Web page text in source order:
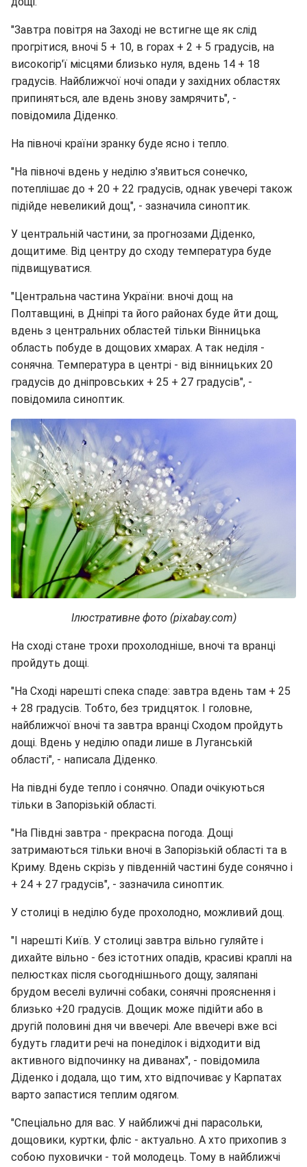
"Завтра повітря на Заході не встигне ще як слід
прогрітися, вночі 5 + 10, в горах + 2 + 5 градусів, на
високогір'ї місцями близько нуля, вдень 14 + 18
градусів. Найближчої ночі опади у західних областях
припиняться, але вдень знову замрячить", -
повідомила Діденко.
На півночі країни зранку буде ясно і тепло.
"На півночі вдень у неділю з'явиться сонечко,
потеплішає до + 20 + 22 градусів, однак увечері також
підійде невеликий дощ", - зазначила синоптик.
У центральній частини, за прогнозами Діденко,
дощитиме. Від центру до сходу температура буде
підвищуватися.
"Центральна частина України: вночі дощ на
Полтавщині, в Дніпрі та його районах буде йти дощ,
вдень з центральних областей тільки Вінницька
область побуде в дощових хмарах. А так неділя -
сонячна. Температура в центрі - від вінницьких 20
градусів до дніпровських + 25 + 27 градусів", -
повідомила синоптик.
Ілюстративне фото (pixabay.com)
На сході стане трохи прохолодніше, вночі та вранці
пройдуть дощі.
"На Сході нарешті спека спаде: завтра вдень там + 25
+ 28 градусів. Тобто, без тридцяток. І головне,
найближчої вночі та завтра вранці Сходом пройдуть
дощі. Вдень у неділю опади лише в Луганській
області", - написала Діденко.
На півдні буде тепло і сонячно. Опади очікуються
тільки в Запорізькій області.
"На Півдні завтра - прекрасна погода. Дощі
затримаються тільки вночі в Запорізькій області та в
Криму. Вдень скрізь у південній частині буде сонячно і
+ 24 + 27 градусів", - зазначила синоптик.
У столиці в неділю буде прохолодно, можливий дощ.
"І нарешті Київ. У столиці завтра вільно гуляйте і
дихайте вільно - без істотних опадів, красиві краплі на
пелюстках після сьогоднішнього дощу, заляпані
брудом веселі вуличні собаки, сонячні прояснення і
близько +20 градусів. Дощик може підійти або в
другій половині дня чи ввечері. Але ввечері вже всі
будуть гладити речі на понеділок і відходити від
активного відпочинку на диванах", - повідомила
Діденко і додала, що тим, хто відпочиває у Карпатах
варто запастися теплим одягом.
"Спеціально для вас. У найближчі дні парасольки,
дощовики, куртки, фліс - актуально. А хто прихопив з
собою пуховички - той молодець. Тому в найближчі